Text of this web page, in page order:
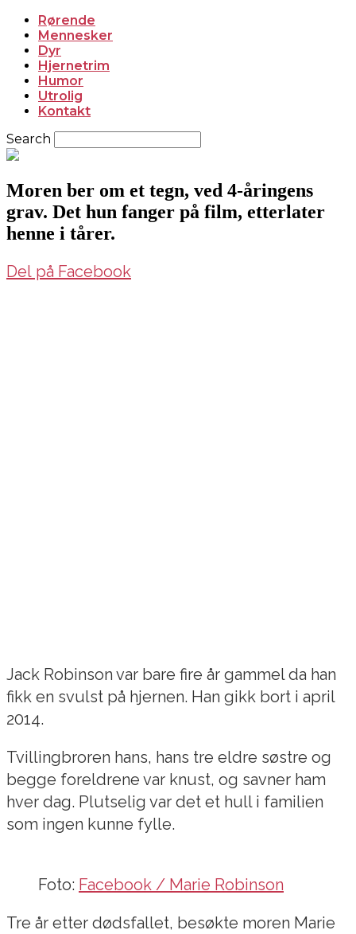
Rørende
Mennesker
Dyr
Hjernetrim
Humor
Utrolig
Kontakt
Search
Moren ber om et tegn, ved 4-åringens
grav. Det hun fanger på film, etterlater
henne i tårer.
Del på Facebook
Jack Robinson var bare fire år gammel da han
fikk en svulst på hjernen. Han gikk bort i april
2014.
Tvillingbroren hans, hans tre eldre søstre og
begge foreldrene var knust, og savner ham
hver dag. Plutselig var det et hull i familien
som ingen kunne fylle.
Foto: Facebook / Marie Robinson
Tre år etter dødsfallet, besøkte moren Marie